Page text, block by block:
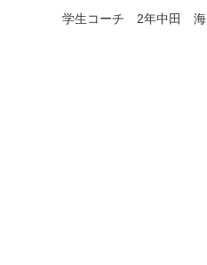
学生コーチ 2年中田 海